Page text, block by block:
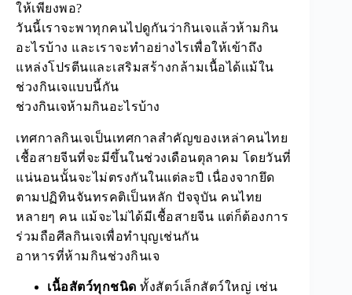
ให้เพียงพอ?
วันนี้เราจะพาทุกคนไปดูกันว่ากินเจแล้วห้ามกิน
อะไรบ้าง และเราจะทำอย่างไรเพื่อให้เข้าถึง
แหล่งโปรตีนและเสริมสร้างกล้ามเนื้อได้แม้ใน
ช่วงกินเจแบบนี้กัน
ช่วงกินเจห้ามกินอะไรบ้าง
เทศกาลกินเจเป็นเทศกาลสำคัญของเหล่าคนไทย
เชื้อสายจีนที่จะมีขึ้นในช่วงเดือนตุลาคม โดยวันที่
แน่นอนนั้นจะไม่ตรงกันในแต่ละปี เนื่องจากยึด
ตามปฏิทินจันทรคติเป็นหลัก ปัจจุบัน คนไทย
หลายๆ คน แม้จะไม่ได้มีเชื้อสายจีน แต่ก็ต้องการ
ร่วมถือศีลกินเจเพื่อทำบุญเช่นกัน
อาหารที่ห้ามกินช่วงกินเจ
เนื้อสัตว์ทุกชนิด ทั้งสัตว์เล็กสัตว์ใหญ่ เช่น